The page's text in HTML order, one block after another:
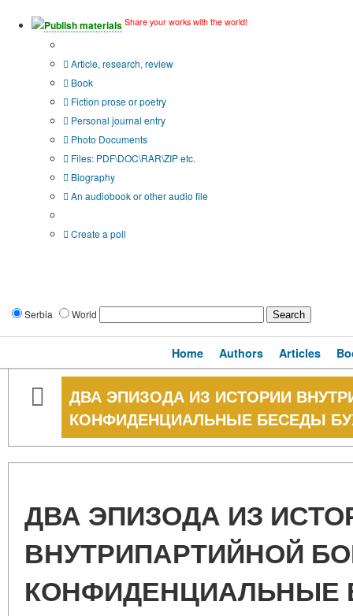
Publish materials Share your works with the world!
Article, research, review
Book
Fiction prose or poetry
Personal journal entry
Photo Documents
Files: PDF\DOC\RAR\ZIP etc.
Biography
An audiobook or other audio file
Create a poll
Serbia World
Home Authors Articles
ДВА ЭПИЗОДА ИЗ ИСТОРИИ
КОНФИДЕНЦИАЛЬНЫЕ БЕСЕДЫ
ДВА ЭПИЗОДА ИЗ
ВНУТРИПАРТИЙНОЙ
КОНФИДЕНЦИАЛЬНЫЕ